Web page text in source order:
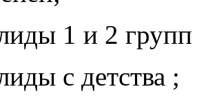
1 и 2
с детства ;